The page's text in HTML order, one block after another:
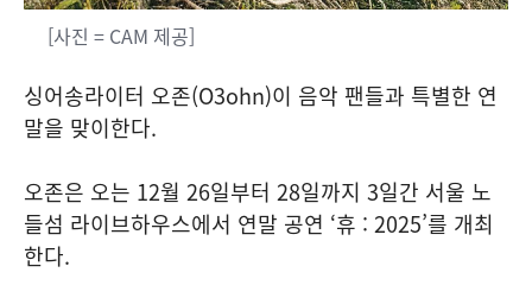
[사진 = CAM 제공]
싱어송라이터 오존(O3ohn)이 음악 팬들과 특별한 연
말을 맞이한다.
오존은 오는 12월 26일부터 28일까지 3일간 서울 노
들섬 라이브하우스에서 연말 공연 ‘휴 : 2025’를 개최
한다.